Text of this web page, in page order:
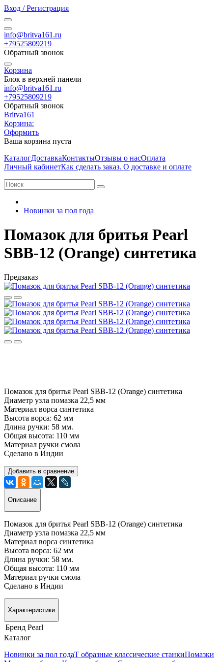
Вход / Регистрация
info@britva161.ru
+79525809219
Обратный звонок
Корзина
Блок в верхней панели
info@britva161.ru
+79525809219
Обратный звонок
Britva161
Корзина:
Оформить
Ваша корзина пуста
КаталогДоставкаКонтактыОтзывы о насОплата
Личный кабинетКак сделать заказ. О доставке и оплате
Новинки за пол года
Помазок для бритья Pearl
SBB-12 (Orange) синтетика
Предзаказ
Помазок для бритья Pearl SBB-12 (Orange) синтетика
Диаметр узла помазка 22,5 мм
Материал ворса синтетика
Высота ворса: 62 мм
Длина ручки: 58 мм.
Общая высота: 110 мм
Материал ручки смола
Сделано в Индии
Добавить в сравнение
Описание
Помазок для бритья Pearl SBB-12 (Orange) синтетика
Диаметр узла помазка 22,5 мм
Материал ворса синтетика
Высота ворса: 62 мм
Длина ручки: 58 мм.
Общая высота: 110 мм
Материал ручки смола
Сделано в Индии
Характеристики
Бренд Pearl
Каталог
Новинки за пол годаТ образные классические станкиПомазки